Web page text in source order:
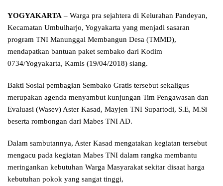
YOGYAKARTA – Warga pra sejahtera di Kelurahan Pandeyan,
Kecamatan Umbulharjo, Yogyakarta yang menjadi sasaran
program TNI Manunggal Membangun Desa (TMMD),
mendapatkan bantuan paket sembako dari Kodim
0734/Yogyakarta, Kamis (19/04/2018) siang.
Bakti Sosial pembagian Sembako Gratis tersebut sekaligus
merupakan agenda menyambut kunjungan Tim Pengawasan dan
Evaluasi (Wasev) Aster Kasad, Mayjen TNI Supartodi, S.E, M.Si
beserta rombongan dari Mabes TNI AD.
Dalam sambutannya, Aster Kasad mengatakan kegiatan tersebut
mengacu pada kegiatan Mabes TNI dalam rangka membantu
meringankan kebutuhan Warga Masyarakat sekitar disaat harga
kebutuhan pokok yang sangat tinggi,